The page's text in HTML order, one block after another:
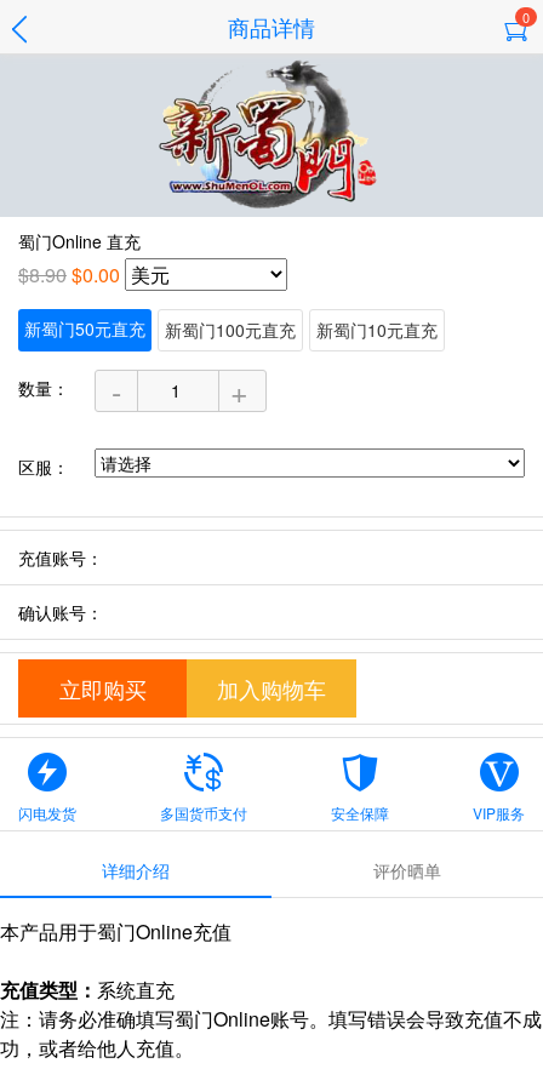
商品详情 0
蜀门Online 直充
$8.90$0.00
新蜀门50元直充 新蜀门100元直充 新蜀门10元直充
数量： - +
区服：
充值账号：
确认账号：
立即购买 加入购物车
闪电发货 多国货币支付 安全保障 VIP服务
详细介绍 评价晒单
本产品用于蜀门Online充值
充值类型： 系统直充
注：请务必准确填写蜀门Online账号。填写错误会导致充值不成
功，或者给他人充值。